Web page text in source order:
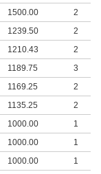
1500.00
2
1239.50
2
1210.43
2
1189.75
3
1169.25
2
1135.25
2
1000.00
1
1000.00
1
1000.00
1